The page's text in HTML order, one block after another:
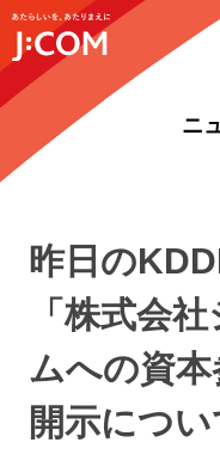
ニ
昨日の
「株式会
ムへの資
開示につい